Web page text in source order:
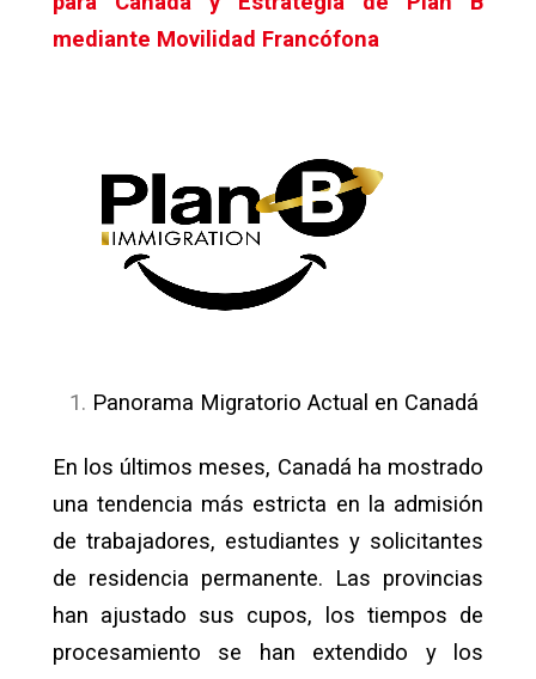
mediante Movilidad Francófona
Panorama Migratorio Actual en Canadá
En los últimos meses, Canadá ha mostrado
una tendencia más estricta en la admisión
de trabajadores, estudiantes y solicitantes
de residencia permanente. Las provincias
han ajustado sus cupos, los tiempos de
procesamiento se han extendido y los